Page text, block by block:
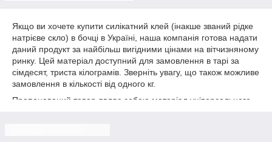
Якщо ви хочете купити силікатний клей (інакше званий рідке
натрієве скло) в бочці в Україні, наша компанія готова надати
даний продукт за найбільш вигідними цінами на вітчизняному
ринку. Цей матеріал доступний для замовлення в тарі за
сімдесят, триста кілограмів. Зверніть увагу, що також можливе
замовлення в кількості від одного кг.
Пропонований товар являє собою матеріал універсального